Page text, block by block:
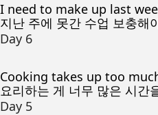
I need to make up last
지난 주에 못간 수업 보충해
Day 6
Cooking takes up too
요리하는 게 너무 많은 시간
Day 5